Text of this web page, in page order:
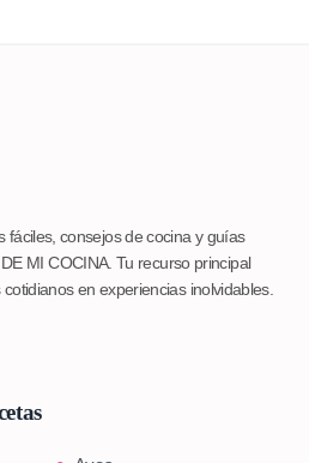
fáciles, consejos de cocina y guías
MI COCINA. Tu recurso principal
en experiencias inolvidables.